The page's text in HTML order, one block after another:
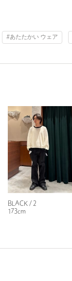
#あたたかい ウェア
BLACK / 2
173cm